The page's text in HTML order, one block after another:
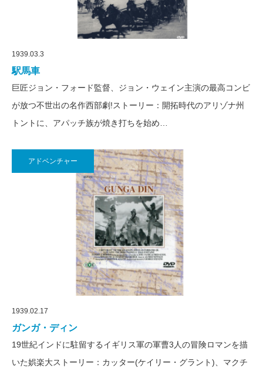
1939.03.3
駅馬車
巨匠ジョン・フォード監督、ジョン・ウェイン主演の最高コンビ
が放つ不世出の名作西部劇!ストーリー：開拓時代のアリゾナ州
トントに、アパッチ族が焼き打ちを始め…
アドベンチャー
1939.02.17
ガンガ・ディン
19世紀インドに駐留するイギリス軍の軍曹3人の冒険ロマンを描
いた娯楽大ストーリー：カッター(ケイリー・グラント)、マクチ